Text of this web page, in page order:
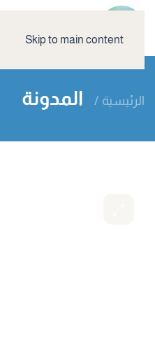
Skip to main content
الرئيسية المدونة